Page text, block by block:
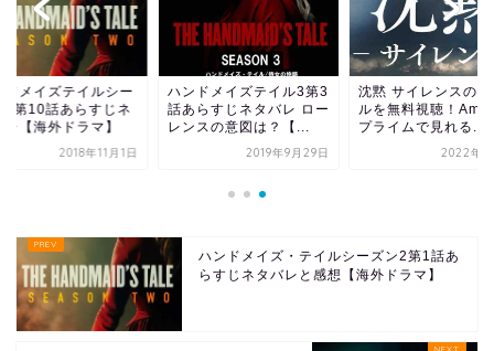
ドメイズテイルシー
2第10話あらすじネ
レ【海外ドラマ】
2018年11月1日
ハンドメイズテイル3第3
話あらすじネタバレ ロー
レンスの意図は？【...
2019年9月29日
沈黙 サイレンスの動
ルを無料視聴！
プライムで見れる...
2022年5
ハンドメイズ・テイルシーズン2第1話あ
らすじネタバレと感想【海外ドラマ】